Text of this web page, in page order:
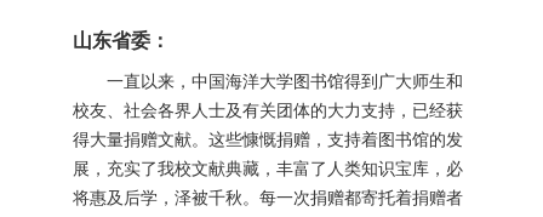
山东省委：
一直以来，中国海洋大学图书馆得到广大师生和
校友、社会各界人士及有关团体的大力支持，已经获
得大量捐赠文献。这些慷慨捐赠，支持着图书馆的发
展，充实了我校文献典藏，丰富了人类知识宝库，必
将惠及后学，泽被千秋。每一次捐赠都寄托着捐赠者